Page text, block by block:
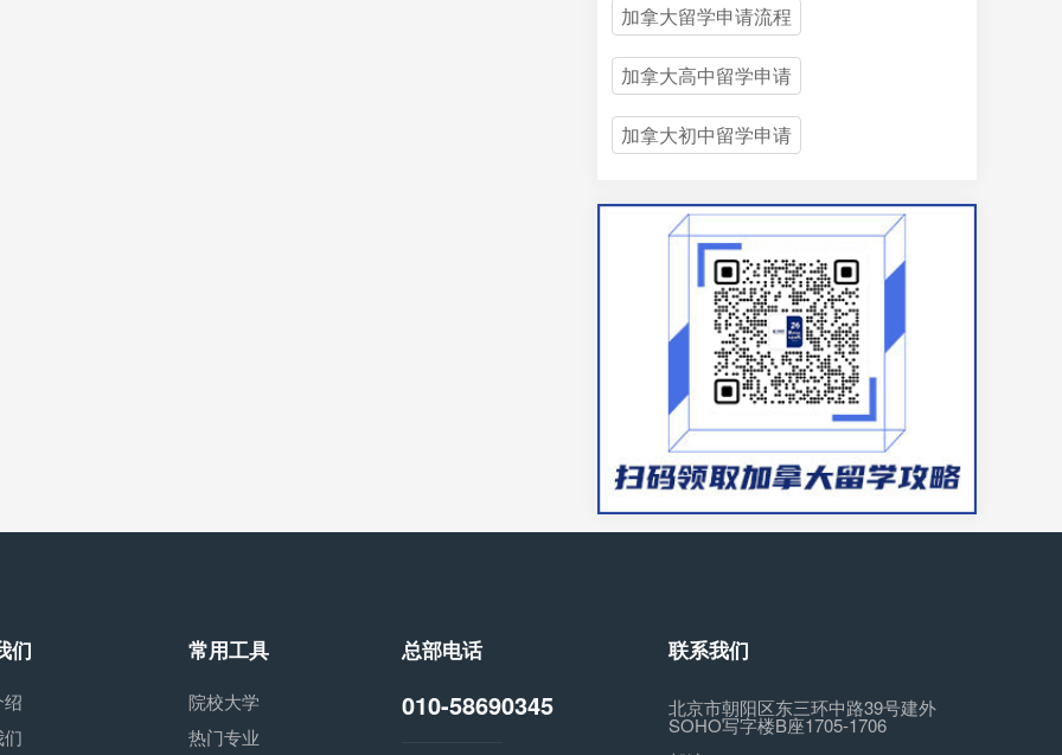
加拿大留学申请流程
加拿大高中留学申请
加拿大初中留学申请
们 常用工具
院校大学
热门专业
总部电话
010-58690345
联系我们
北京市朝阳区东三环中路39号建外
SOHO写字楼B座1705-1706